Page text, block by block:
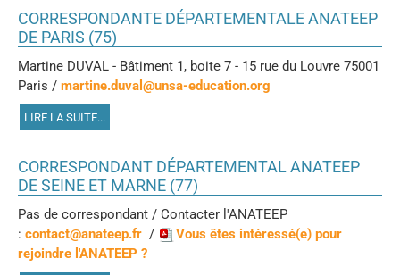
CORRESPONDANTE DÉPARTEMENTALE ANATEEP
DE PARIS (75)
Martine DUVAL - Bâtiment 1, boite 7 - 15 rue du Louvre 75001
Paris / martine.duval@unsa-education.org
LIRE LA SUITE...
CORRESPONDANT DÉPARTEMENTAL ANATEEP
DE SEINE ET MARNE (77)
Pas de correspondant / Contacter l'ANATEEP
: contact@anateep.fr /
Vous êtes intéressé(e) pour
rejoindre l'ANATEEP ?